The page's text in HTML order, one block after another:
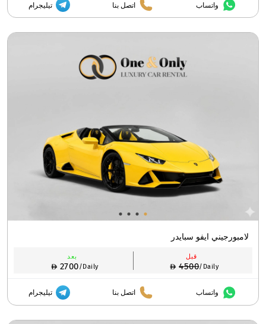
واتساب اتصل بنا تيليجرام
لامبورجيني ايفو سبايدر
قبل
4500/Daily
بعد
2700/Daily
واتساب اتصل بنا تيليجرام